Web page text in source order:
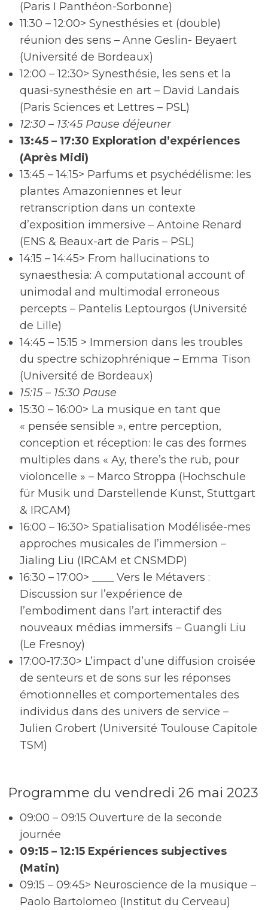
(Paris I Panthéon-Sorbonne)
11:30 – 12:00> Synesthésies et (double)
réunion des sens – Anne Geslin- Beyaert
(Université de Bordeaux)
12:00 – 12:30> Synesthésie, les sens et la
quasi-synesthésie en art – David Landais
(Paris Sciences et Lettres – PSL)
12:30 – 13:45 Pause déjeuner
13:45 – 17:30 Exploration d’expériences
(Après Midi)
13:45 – 14:15> Parfums et psychédélisme: les
plantes Amazoniennes et leur
retranscription dans un contexte
d’exposition immersive – Antoine Renard
(ENS & Beaux-art de Paris – PSL)
14:15 – 14:45> From hallucinations to
synaesthesia: A computational account of
unimodal and multimodal erroneous
percepts – Pantelis Leptourgos (Université
de Lille)
14:45 – 15:15 > Immersion dans les troubles
du spectre schizophrénique – Emma Tison
(Université de Bordeaux)
15:15 – 15:30 Pause
15:30 – 16:00> La musique en tant que
« pensée sensible », entre perception,
conception et réception: le cas des formes
multiples dans « Ay, there’s the rub, pour
violoncelle » – Marco Stroppa (Hochschule
für Musik und Darstellende Kunst, Stuttgart
& IRCAM)
16:00 – 16:30> Spatialisation Modélisée-mes
approches musicales de l’immersion –
Jialing Liu (IRCAM et CNSMDP)
16:30 – 17:00> ____ Vers le Métavers :
Discussion sur l’expérience de
l’embodiment dans l’art interactif des
nouveaux médias immersifs – Guangli Liu
(Le Fresnoy)
17:00-17:30> L’impact d’une diffusion croisée
de senteurs et de sons sur les réponses
émotionnelles et comportementales des
individus dans des univers de service –
Julien Grobert (Université Toulouse Capitole
TSM)
Programme du vendredi 26 mai 2023
09:00 – 09:15 Ouverture de la seconde
journée
09:15 – 12:15 Expériences subjectives
(Matin)
09:15 – 09:45> Neuroscience de la musique –
Paolo Bartolomeo (Institut du Cerveau)